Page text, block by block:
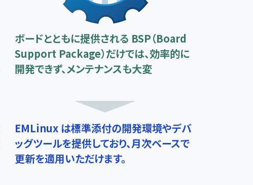
ボードとともに提供される BSP（Board
Support Package）だけでは、効率的に
開発できず、メンテナンスも大変
EMLinux は標準添付の開発環境やデバ
ッグツールを提供しており、月次ベースで
更新を適用いただけます。